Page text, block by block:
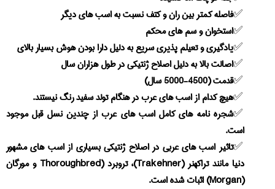
فاصله کمتر بین ران و کتف نسبت به اسب های دیگر
استخوان و سم های محکم
یادگیری و تعیلم پذیری سریع به دلیل دارا بودن هوش بسیار بالای
اصالت بالا به دلیل اصلاح ژنتیکی در طول هزاران سال
قدمت (4500-5000 سال)
هیچ کدام از اسب های عرب در هنگام تولد سفید رنگ نیستند.
شجره نامه های کامل اسب های عرب از چندین نسل قبل موجود
است.
تاثیر اسب های عربی در اصلاح ژنتیکی بسیاری از اسب های مشهور
دنیا مانند تراکهنر (Trakehner)، تروبرد (Thoroughbred و مورگان
(Morgan) اثبات شده است.